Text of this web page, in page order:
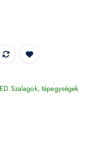
m 4000K IP20 - 212462
Szalagok, tápegységek